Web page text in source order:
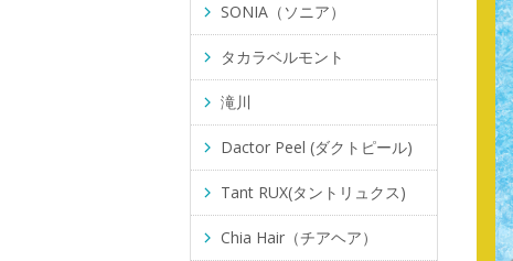
SONIA（ソニア）
タカラベルモント
滝川
Dactor Peel (ダクトピール)
Tant RUX(タントリュクス)
Chia Hair（チアヘア）